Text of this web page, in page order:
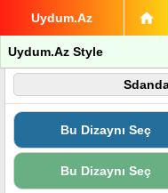
Uydum.Az
Uydum.Az Style
Bu Dizaynı Seç
Bu Dizaynı Seç